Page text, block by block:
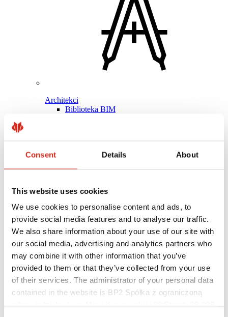
Consent Details About
This website uses cookies
We use cookies to personalise content and ads, to
provide social media features and to analyse our traffic.
We also share information about your use of our site with
our social media, advertising and analytics partners who
may combine it with other information that you’ve
provided to them or that they’ve collected from your use
of their services. The administrator of your personal data
contained in the website is BP2 Spółka z ograniczoną
Architekci
Biblioteka BIM
Pomocne linki